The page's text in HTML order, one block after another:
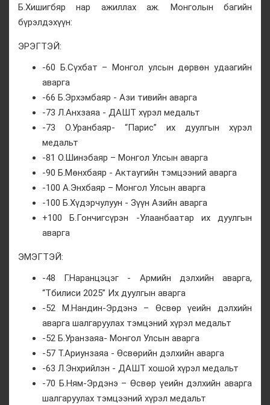
Б.Хишигбяр нар ажиллах аж. Монголын багийн
бүрэлдэхүүн:
ЭРЭГТЭЙ:
-60 Б.Сүхбат – Монгол улсын дөрвөн удаагийн
аварга
-66 Б.Эрхэмбаяр - Ази тивийн аварга
-73 Л.Анхзаяа - ДАШТ хүрэл медальт
-73 О.Уранбаяр- “Парис” их дуулгын хүрэл
медальт
-81 О.Шинэбаяр – Монгол Улсын аварга
-90 Б.Мөнхбаяр - Актаугийн тэмцээний аварга
-100 А.Энхбаяр – Монгол Улсын аварга
-100 Б.Хүдэрчулуун - Зүүн Азийн аварга
+100 Б.Гончигсүрэн -Улаанбаатар их дуулгын
аварга
ЭМЭГТЭЙ:
-48 Г.Наранцэцэг - Армийн дэлхийн аварга,
“Тбилиси 2025” Их дуулгын аварга
-52 М.Нандин-Эрдэнэ – Өсвөр үеийн дэлхийн
аварга шалгаруулах тэмцэний хүрэл медальт
-52 Б.Уранзаяа- Монгол Улсын аварга
-57 Т.Ариунзаяа - Өсвөрийн дэлхийн аварга
-63 Л.Энхрийлэн - ДАШТ хошой хүрэл медальт
-70 Б.Ням-Эрдэнэ – Өсвөр үеийн дэлхийн аварга
шалгаруулах тэмцээний хүрэл медальт